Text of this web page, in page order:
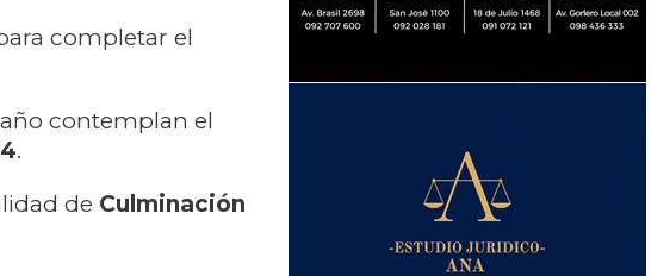
completar el
contemplan el
.
de Culminación